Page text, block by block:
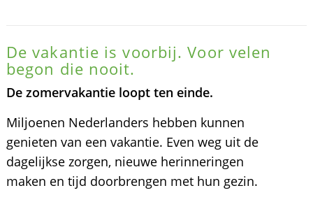
De vakantie is voorbij. Voor velen
begon die nooit.
De zomervakantie loopt ten einde.
Miljoenen Nederlanders hebben kunnen
genieten van een vakantie. Even weg uit de
dagelijkse zorgen, nieuwe herinneringen
maken en tijd doorbrengen met hun gezin.